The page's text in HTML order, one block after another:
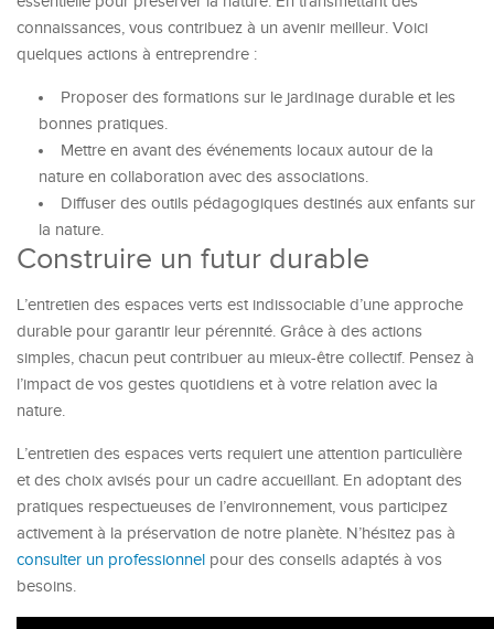
connaissances, vous contribuez à un avenir meilleur. Voici
quelques actions à entreprendre :
Proposer des formations sur le jardinage durable et les
bonnes pratiques.
Mettre en avant des événements locaux autour de la
nature en collaboration avec des associations.
Diffuser des outils pédagogiques destinés aux enfants sur
la nature.
Construire un futur durable
L’entretien des espaces verts est indissociable d’une approche
durable pour garantir leur pérennité. Grâce à des actions
simples, chacun peut contribuer au mieux-être collectif. Pensez à
l’impact de vos gestes quotidiens et à votre relation avec la
nature.
L’entretien des espaces verts requiert une attention particulière
et des choix avisés pour un cadre accueillant. En adoptant des
pratiques respectueuses de l’environnement, vous participez
activement à la préservation de notre planète. N’hésitez pas à
consulter un professionnel pour des conseils adaptés à vos
besoins.